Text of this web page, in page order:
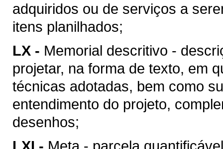
adquiridos ou de serviços a
itens planilhados;
LX - Memorial descritivo -
projetar, na forma de texto, em
técnicas adotadas, bem como
entendimento do projeto,
desenhos;